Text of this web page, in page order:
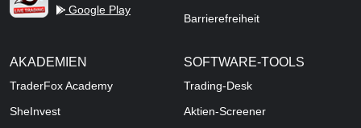
Google Play
Barrierefreiheit
AKADEMIEN
TraderFox Academy
SheInvest
SOFTWARE-TOOLS
Trading-Desk
Aktien-Screener